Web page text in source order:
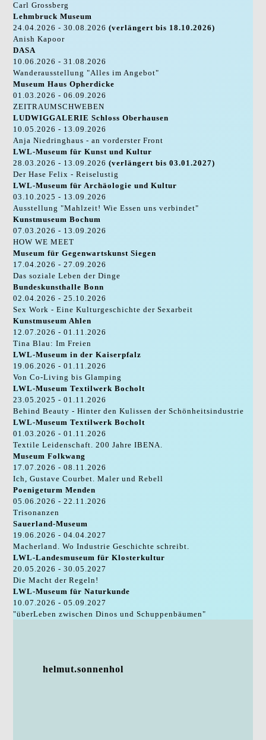
Carl Grossberg
Lehmbruck Museum
24.04.2026 - 30.08.2026(verlängert bis 18.10.2026)
Anish Kapoor
DASA
10.06.2026 - 31.08.2026
Wanderausstellung "Alles im Angebot"
Museum Haus Opherdicke
01.03.2026 - 06.09.2026
ZEITRAUMSCHWEBEN
LUDWIGGALERIE Schloss Oberhausen
10.05.2026 - 13.09.2026
Anja Niedringhaus - an vorderster Front
LWL-Museum für Kunst und Kultur
28.03.2026 - 13.09.2026(verlängert bis 03.01.2027)
Der Hase Felix - Reiselustig
LWL-Museum für Archäologie und Kultur
03.10.2025 - 13.09.2026
Ausstellung "Mahlzeit! Wie Essen uns verbindet"
Kunstmuseum Bochum
07.03.2026 - 13.09.2026
HOW WE MEET
Museum für Gegenwartskunst Siegen
17.04.2026 - 27.09.2026
Das soziale Leben der Dinge
Bundeskunsthalle Bonn
02.04.2026 - 25.10.2026
Sex Work - Eine Kulturgeschichte der Sexarbeit
Kunstmuseum Ahlen
12.07.2026 - 01.11.2026
Tina Blau: Im Freien
LWL-Museum in der Kaiserpfalz
19.06.2026 - 01.11.2026
Von Co-Living bis Glamping
LWL-Museum Textilwerk Bocholt
23.05.2025 - 01.11.2026
Behind Beauty - Hinter den Kulissen der Schönheitsindustrie
LWL-Museum Textilwerk Bocholt
01.03.2026 - 01.11.2026
Textile Leidenschaft. 200 Jahre IBENA.
Museum Folkwang
17.07.2026 - 08.11.2026
Ich, Gustave Courbet. Maler und Rebell
Poenigeturm Menden
05.06.2026 - 22.11.2026
Trisonanzen
Sauerland-Museum
19.06.2026 - 04.04.2027
Macherland. Wo Industrie Geschichte schreibt.
LWL-Landesmuseum für Klosterkultur
20.05.2026 - 30.05.2027
Die Macht der Regeln!
LWL-Museum für Naturkunde
10.07.2026 - 05.09.2027
"überLeben zwischen Dinos und Schuppenbäumen"
helmut.sonnenhol